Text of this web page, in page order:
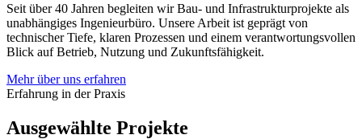
Seit über 40 Jahren begleiten wir Bau- und Infrastrukturprojekte als
unabhängiges Ingenieurbüro. Unsere Arbeit ist geprägt von
technischer Tiefe, klaren Prozessen und einem verantwortungsvollen
Blick auf Betrieb, Nutzung und Zukunftsfähigkeit.
Mehr über uns erfahren
Erfahrung in der Praxis
Ausgewählte Projekte